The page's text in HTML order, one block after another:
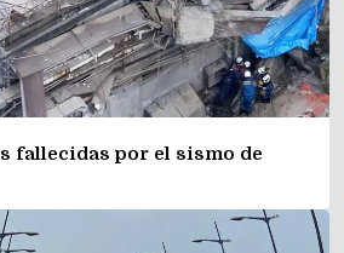
fallecidas por el sismo de